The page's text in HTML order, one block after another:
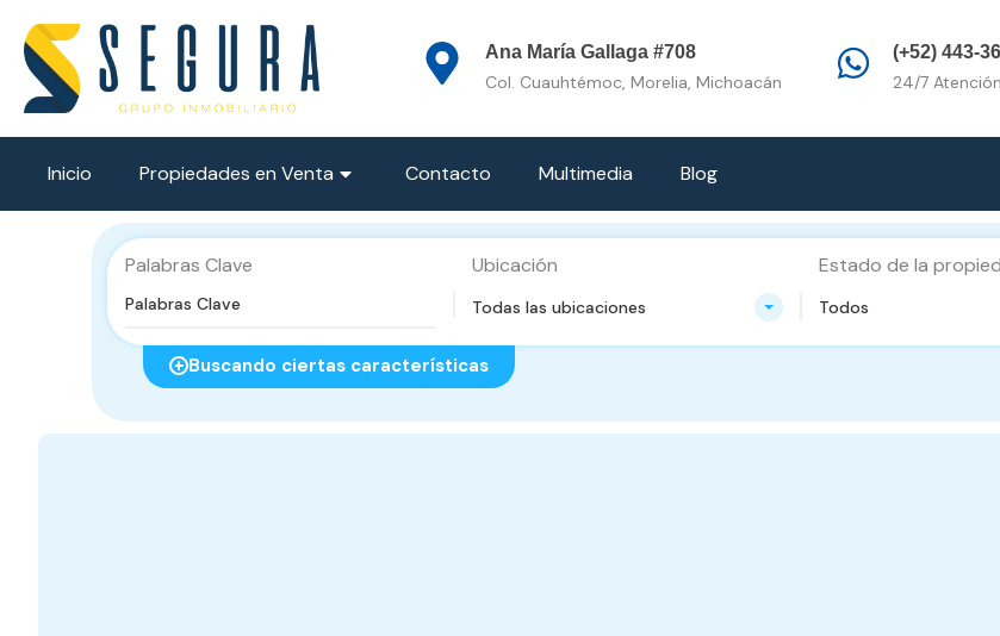
Ana María Gallaga #708
Col. Cuauhtémoc, Morelia, Michoacán
(+52) 443-
24/7
Inicio Propiedades en Venta Contacto Multimedia Blog
Palabras Clave Ubicación
Todas las ubicaciones
Estado de la
Todos
Buscando ciertas características